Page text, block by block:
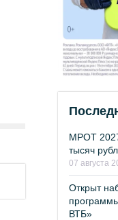
МРОТ
тысяч
07 августа
Открыт
ВТБ»